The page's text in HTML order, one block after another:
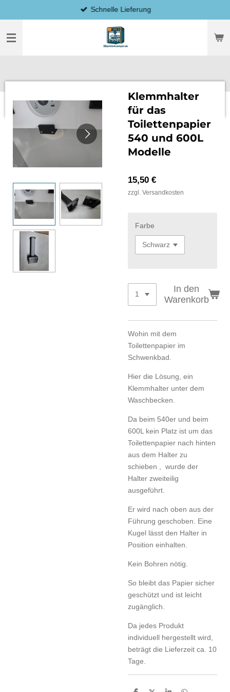
Hauptinhalt
springen
Schnelle Lieferung
Klemmhalter
für das
Toilettenpapier
540 und 600L
Modelle
15,50 €
zzgl. Versandkosten
Farbe
In den
Warenkorb
Wohin mit dem
Toilettenpapier im
Schwenkbad.
Hier die Lösung, ein
Klemmhalter unter dem
Waschbecken.
Da beim 540er und beim
600L kein Platz ist um das
Toilettenpapier nach hinten
aus dem Halter zu
schieben , wurde der
Halter zweiteilig
ausgeführt.
Er wird nach oben aus der
Führung geschoben. Eine
Kugel lässt den Halter in
Position einhalten.
Kein Bohren nötig.
So bleibt das Papier sicher
geschützt und ist leicht
zugänglich.
Da jedes Produkt
individuell hergestellt wird,
beträgt die Lieferzeit ca. 10
Tage.